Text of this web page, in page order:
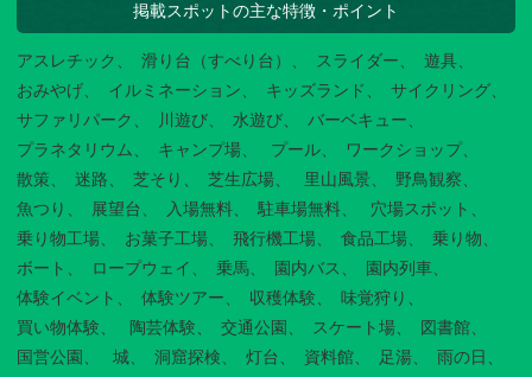
掲載スポットの主な特徴・ポイント
アスレチック 滑り台（すべり台） スライダー
遊具
おみやげ
イルミネーション キッズランド
サイクリング
サファリパーク
川遊び 水遊び
バーベキュー
プラネタリウム
キャンプ場 プール
ワークショップ
散策
迷路 芝そり 芝生広場 里山風景
野鳥観察
魚つり
展望台 入場無料 駐車場無料
穴場スポット
乗り物工場
お菓子工場 飛行機工場 食品工場
乗り物
ボート
ロープウェイ 乗馬 園内バス
園内列車
体験イベント
体験ツアー 収穫体験
味覚狩り
買い物体験
陶芸体験 交通公園 スケート場
図書館
国営公園
城 洞窟探検 灯台 資料館 足湯 雨の日